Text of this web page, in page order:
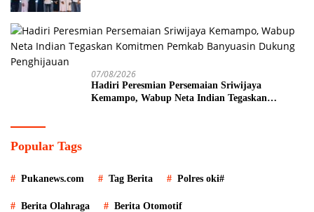
07/08/2026
Hadiri Peresmian Persemaian Sriwijaya
Kemampo, Wabup Neta Indian Tegaskan
Popular Tags
Pukanews.com Tag Berita Polres oki#
Berita Olahraga Berita Otomotif